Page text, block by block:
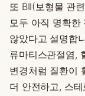
또 BII(보형물 관
모두 아직 명확한
않았다고 설명합
류마티스관절염,
변경처럼 질환이
더 안전하고, 스